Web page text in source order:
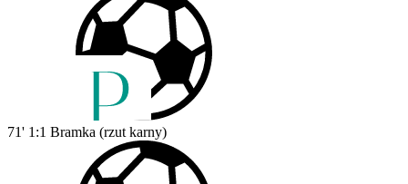
71' 1:1 Bramka (rzut karny)